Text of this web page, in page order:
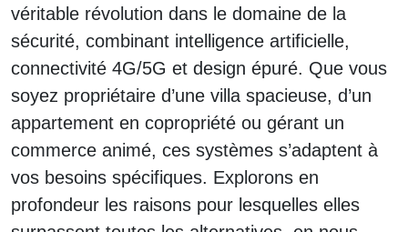
véritable révolution dans le domaine de la
sécurité, combinant intelligence artificielle,
connectivité 4G/5G et design épuré. Que vous
soyez propriétaire d’une villa spacieuse, d’un
appartement en copropriété ou gérant un
commerce animé, ces systèmes s’adaptent à
vos besoins spécifiques. Explorons en
profondeur les raisons pour lesquelles elles